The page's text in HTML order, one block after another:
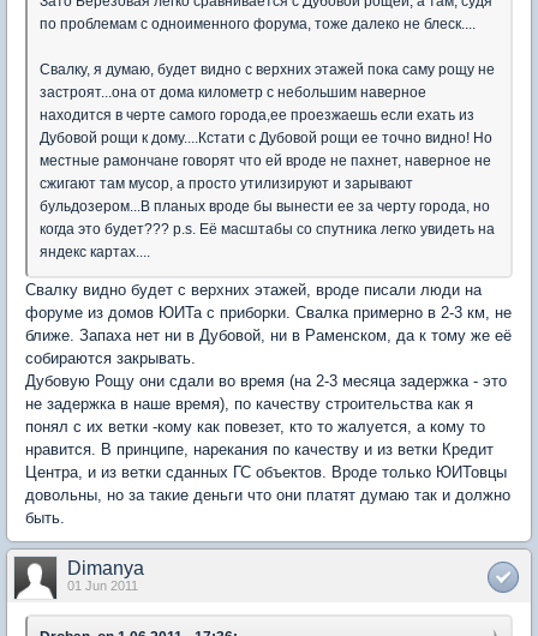
по проблемам с одноименного форума, тоже далеко не блеск....
Свалку, я думаю, будет видно с верхних этажей пока саму рощу не
застроят...она от дома километр с небольшим наверное
находится в черте самого города,ее проезжаешь если ехать из
Дубовой рощи к дому....Кстати с Дубовой рощи ее точно видно! Но
местные рамончане говорят что ей вроде не пахнет, наверное не
сжигают там мусор, а просто утилизируют и зарывают
бульдозером...В планых вроде бы вынести ее за черту города, но
когда это будет??? p.s. Её масштабы со спутника легко увидеть на
яндекс картах....
Свалку видно будет с верхних этажей, вроде писали люди на
форуме из домов ЮИТа с приборки. Свалка примерно в 2-3 км, не
ближе. Запаха нет ни в Дубовой, ни в Раменском, да к тому же её
собираются закрывать.
Дубовую Рощу они сдали во время (на 2-3 месяца задержка - это
не задержка в наше время), по качеству строительства как я
понял с их ветки -кому как повезет, кто то жалуется, а кому то
нравится. В принципе, нарекания по качеству и из ветки Кредит
Центра, и из ветки сданных ГС объектов. Вроде только ЮИТовцы
довольны, но за такие деньги что они платят думаю так и должно
быть.
Dimanya
01 Jun 2011